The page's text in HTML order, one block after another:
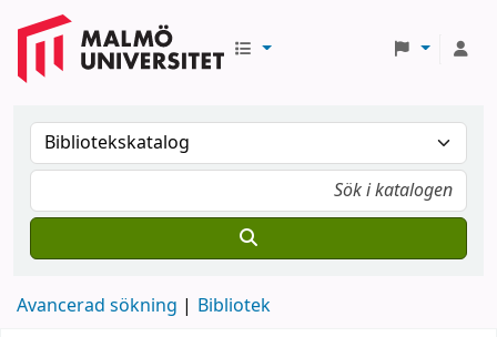
Avancerad sökning Bibliotek